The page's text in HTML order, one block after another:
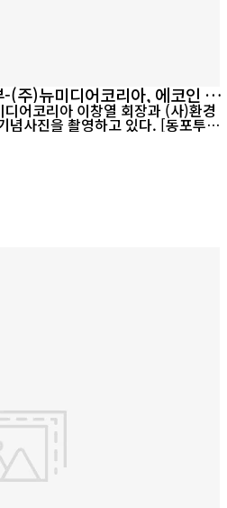
(주)뉴미디어코리아, 에코인 거
어코리아 이창열 회장과 (사)환경
을 촬영하고 있다. [동포투데
재 이상권)는 (주)뉴미디어코리아
포구 소재 (주)뉴미디어코리아
부) 사무실에서 에코인 거래 관련